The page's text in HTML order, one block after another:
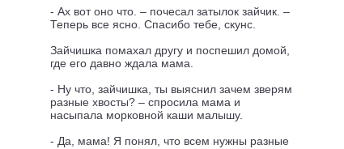
- Ах вот оно что. – почесал затылок зайчик. –
Теперь все ясно. Спасибо тебе, скунс.
Зайчишка помахал другу и поспешил домой,
где его давно ждала мама.
- Ну что, зайчишка, ты выяснил зачем зверям
разные хвосты? – спросила мама и
насыпала морковной каши малышу.
- Да, мама! Я понял, что всем нужны разные